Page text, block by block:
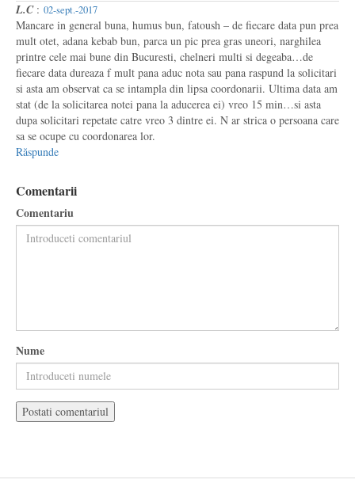
L.C: 02-sept.-2017
Mancare in general buna, humus bun, fatoush – de fiecare data pun prea
mult otet, adana kebab bun, parca un pic prea gras uneori, narghilea
printre cele mai bune din Bucuresti, chelneri multi si degeaba…de
fiecare data dureaza f mult pana aduc nota sau pana raspund la solicitari
si asta am observat ca se intampla din lipsa coordonarii. Ultima data am
stat (de la solicitarea notei pana la aducerea ei) vreo 15 min…si asta
dupa solicitari repetate catre vreo 3 dintre ei. N ar strica o persoana care
sa se ocupe cu coordonarea lor.
Răspunde
Comentarii
Comentariu
Nume